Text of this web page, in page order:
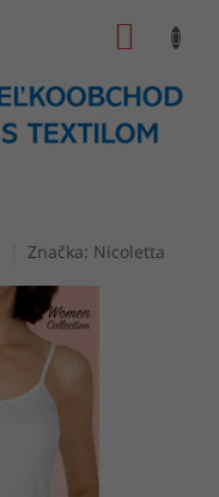
Značka: Nicoletta